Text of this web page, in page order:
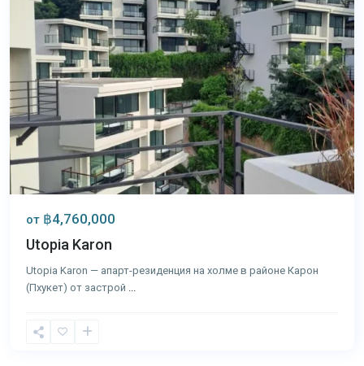
от ฿4,760,000
Utopia Karon
Utopia Karon — апарт-резиденция на холме в районе Карон
(Пхукет) от застрой ...